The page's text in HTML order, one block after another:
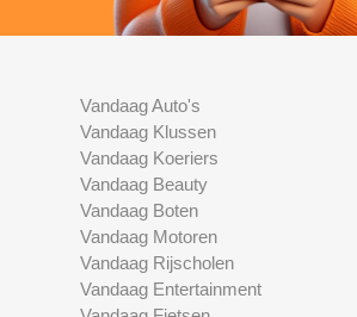
Vandaag Auto's
Vandaag Klussen
Vandaag Koeriers
Vandaag Beauty
Vandaag Boten
Vandaag Motoren
Vandaag Rijscholen
Vandaag Entertainment